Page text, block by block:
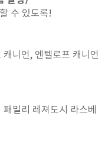
수 있도록!
니언, 엔텔로프 캐니언
밀리 레져도시 라스베